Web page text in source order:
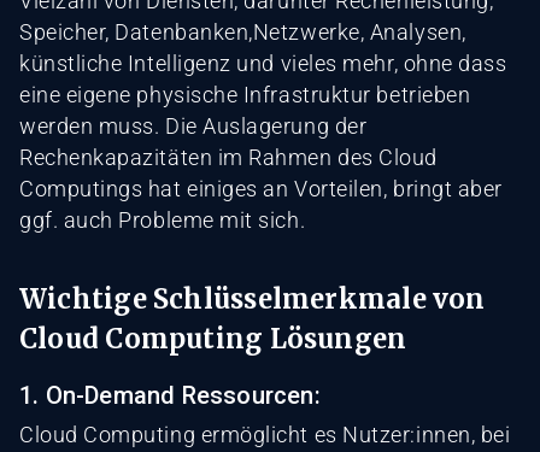
Speicher, Datenbanken,Netzwerke, Analysen,
künstliche Intelligenz und vieles mehr, ohne dass
eine eigene physische Infrastruktur betrieben
werden muss. Die Auslagerung der
Rechenkapazitäten im Rahmen des Cloud
Computings hat einiges an Vorteilen, bringt aber
ggf. auch Probleme mit sich.
Wichtige Schlüsselmerkmale von
Cloud Computing Lösungen
1. On-Demand Ressourcen:
Cloud Computing ermöglicht es Nutzer:innen, bei